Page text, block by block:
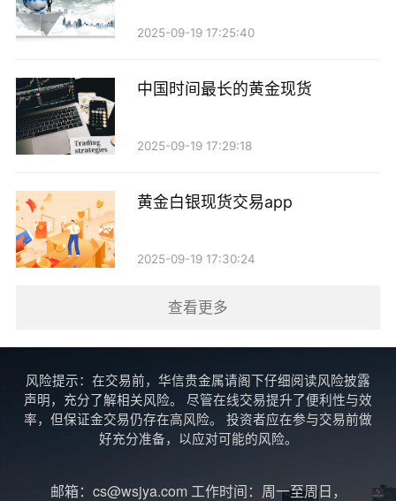
免短期波动带来的误判。
者，能够清晰地显示市场的长期趋势。长期MA可以帮
助投资者识别大的市场方向以及可能的支撑和阻力位。
MA交叉是交易者常用的策略之一，主要分为黄金
交叉和死亡交叉。
入信号，意味着市场可能进入上升趋势。 2. 死亡交
叉：短期MA下穿长期MA，通常被视为卖出信号，意味
着市场可能进入下降趋势。
通过观察MA的交叉情况，投资者可以更及时地做
出交易决策。
四、结合其他指标进行分析
2025-09-19 17:25:40
中国时间最长的黄金现货
2025-09-19 17:29:18
黄金白银现货交易app
2025-09-19 17:30:24
查看更多
风险提示：在交易前，华信贵金属请阁下仔细阅读风险披露
声明，充分了解相关风险。 尽管在线交易提升了便利性与效
率，但保证金交易仍存在高风险。 投资者应在参与交易前做
好充分准备，以应对可能的风险。
邮箱：cs@wsjya.com 工作时间：周一至周日，